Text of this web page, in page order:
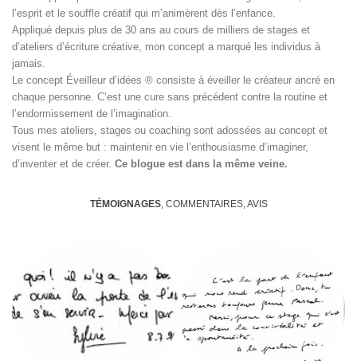
l’esprit et le souffle créatif qui m’animèrent dès l’enfance.
Appliqué depuis plus de 30 ans au cours de milliers de stages et
d’ateliers d’écriture créative, mon concept a marqué les individus à
jamais.
Le concept Éveilleur d’idées ® consiste à éveiller le créateur ancré en
chaque personne. C’est une cure sans précédent contre la routine et
l’endormissement de l’imagination.
Tous mes ateliers, stages ou coaching sont adossées au concept et
visent le même but : maintenir en vie l’enthousiasme d’imaginer,
d’inventer et de créer. Ce blogue est dans la même veine.
TÉMOIGNAGES, COMMENTAIRES, AVIS